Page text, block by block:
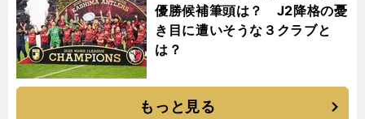
優勝候補筆頭は？ J2降格の憂
き目に遭いそうな３クラブと
は？
もっと見る